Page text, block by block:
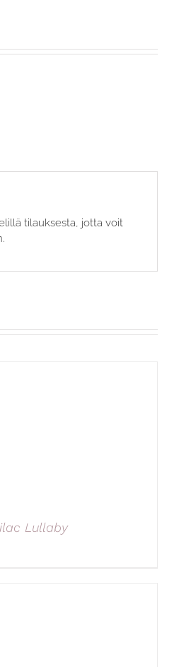
tilauksesta, jotta voit
Lullaby